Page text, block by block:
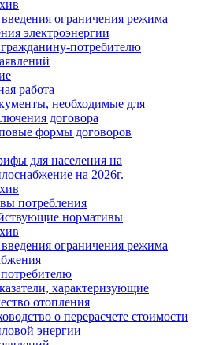
ограничения режима
электроэнергии
потребителю
работа
необходимые для
договора
формы договоров
для населения на
на 2026г.
потребления
нормативы
ограничения режима
характеризующие
отопления
о перерасчете стоимости
энергии